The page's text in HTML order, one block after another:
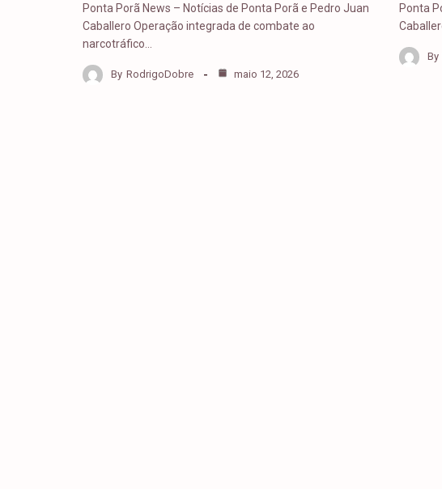
Ponta Porã News – Notícias de Ponta Porã e Pedro Juan
Caballero Operação integrada de combate ao
narcotráfico…
By RodrigoDobre maio 12, 2026
Ponta
By